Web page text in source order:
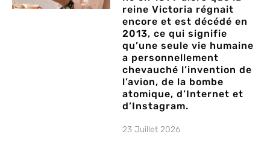
reine Victoria régnait
encore et est décédé en
2013, ce qui signifie
qu’une seule vie humaine
a personnellement
chevauché l’invention de
l’avion, de la bombe
atomique, d’Internet et
d’Instagram.
23 Juillet 2026